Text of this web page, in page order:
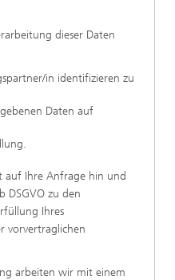
dieser Daten
in identifizieren zu
Daten auf
auf Ihre Anfrage hin und
DSGVO zu den
Ihres
vorvertraglichen
arbeiten wir mit einem